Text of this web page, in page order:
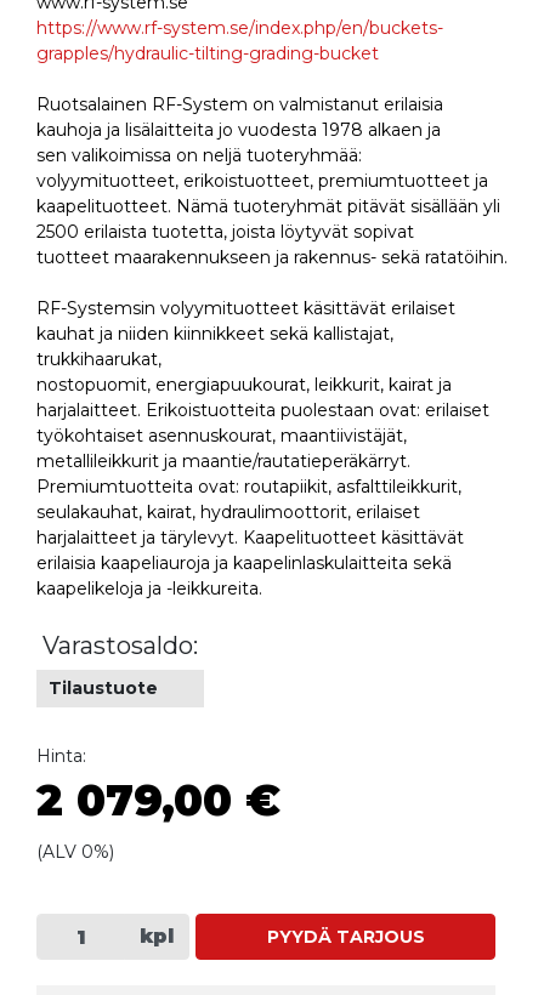
https://www.rf-system.se/index.php/en/buckets-
grapples/hydraulic-tilting-grading-bucket
Ruotsalainen RF-System on valmistanut erilaisia
kauhoja ja lisälaitteita jo vuodesta 1978 alkaen ja
sen valikoimissa on neljä tuoteryhmää:
volyymituotteet, erikoistuotteet, premiumtuotteet ja
kaapelituotteet. Nämä tuoteryhmät pitävät sisällään yli
2500 erilaista tuotetta, joista löytyvät sopivat
tuotteet maarakennukseen ja rakennus- sekä ratatöihin.
RF-Systemsin volyymituotteet käsittävät erilaiset
kauhat ja niiden kiinnikkeet sekä kallistajat,
trukkihaarukat,
nostopuomit, energiapuukourat, leikkurit, kairat ja
harjalaitteet. Erikoistuotteita puolestaan ovat: erilaiset
työkohtaiset asennuskourat, maantiivistäjät,
metallileikkurit ja maantie/rautatieperäkärryt.
Premiumtuotteita ovat: routapiikit, asfalttileikkurit,
seulakauhat, kairat, hydraulimoottorit, erilaiset
harjalaitteet ja tärylevyt. Kaapelituotteet käsittävät
erilaisia kaapeliauroja ja kaapelinlaskulaitteita sekä
kaapelikeloja ja -leikkureita.
Varastosaldo:
Tilaustuote
Hinta:
2 079,00 €
(ALV 0%)
kpl PYYDÄ TARJOUS